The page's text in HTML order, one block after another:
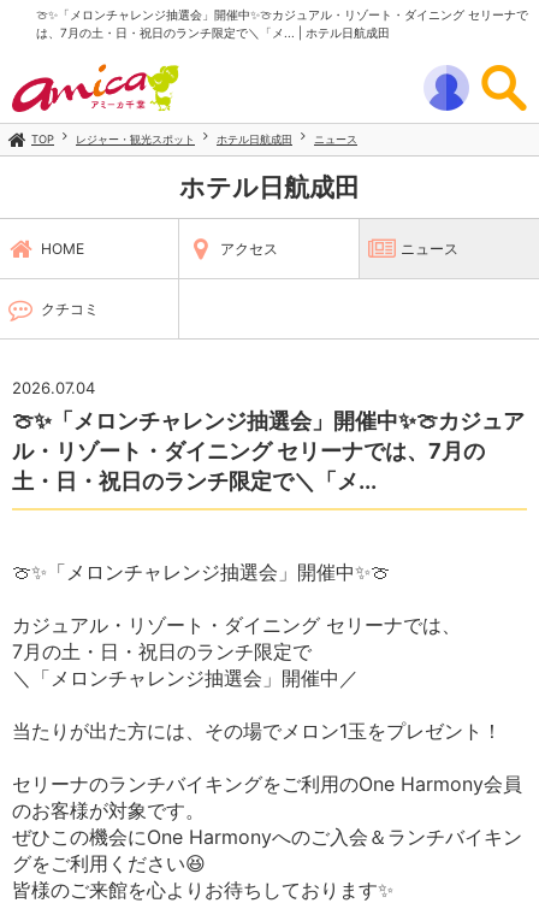
🍈✨「メロンチャレンジ抽選会」開催中✨🍈カジュアル・リゾート・ダイニング セリーナで
は、7月の土・日・祝日のランチ限定で＼「メ... | ホテル日航成田
TOP レジャー・観光スポット ホテル日航成田 ニュース
ホテル日航成田
HOME アクセス ニュース
クチコミ
2026.07.04
🍈✨「メロンチャレンジ抽選会」開催中✨🍈カジュア
ル・リゾート・ダイニング セリーナでは、7月の
土・日・祝日のランチ限定で＼「メ...
🍈✨「メロンチャレンジ抽選会」開催中✨🍈
カジュアル・リゾート・ダイニング セリーナでは、
7月の土・日・祝日のランチ限定で
＼「メロンチャレンジ抽選会」開催中／
当たりが出た方には、その場でメロン1玉をプレゼント！
セリーナのランチバイキングをご利用のOne Harmony会員
のお客様が対象です。
ぜひこの機会にOne Harmonyへのご入会＆ランチバイキン
グをご利用ください😆
皆様のご来館を心よりお待ちしております✨